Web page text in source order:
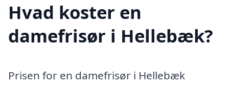
Hvad koster en
damefrisør i Hellebæk?
Prisen for en damefrisør i Hellebæk